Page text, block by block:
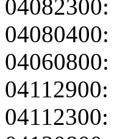
04082300:
04080400:
04060800:
04112900:
04112300: